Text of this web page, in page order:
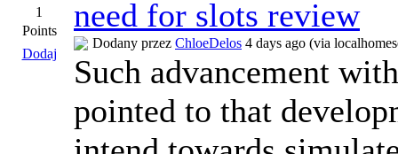
1
Points
Dodaj
need for slots review
Dodany przez ChloeDelos 4 days ago (via
Such advancement
pointed to that